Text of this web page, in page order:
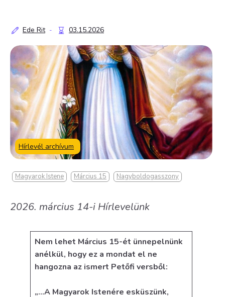
Ede Rit - 03.15.2026
Hírlevél archívum
Magyarok Istene Március 15 Nagyboldogasszony
2026. március 14-i Hírlevelünk
Nem lehet Március 15-ét ünnepelnünk
anélkül, hogy ez a mondat el ne
hangozna az ismert Petőfi versből:
„…A Magyarok Istenére esküszünk,